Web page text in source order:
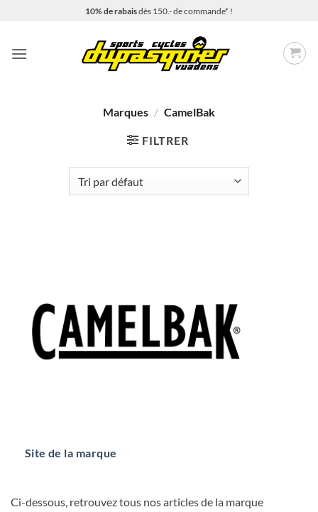
10% de rabaisdès 150.- de commande* !
Marques / CamelBak
FILTRER
Site de la marque
Ci-dessous, retrouvez tous nos articles de la marque